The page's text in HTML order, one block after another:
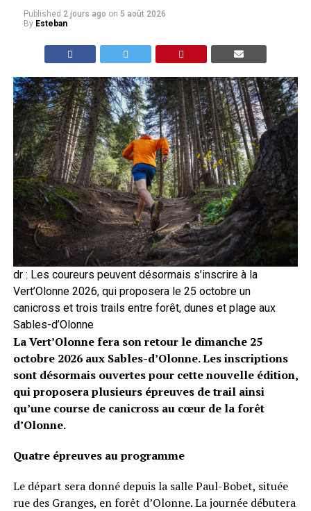
Published 2 jours ago on 5 août 2026
By Esteban
dr : Les coureurs peuvent désormais s’inscrire à la
Vert’Olonne 2026, qui proposera le 25 octobre un
canicross et trois trails entre forêt, dunes et plage aux
Sables-d’Olonne
La Vert’Olonne fera son retour le dimanche 25
octobre 2026 aux Sables-d’Olonne. Les inscriptions
sont désormais ouvertes pour cette nouvelle édition,
qui proposera plusieurs épreuves de trail ainsi
qu’une course de canicross au cœur de la forêt
d’Olonne.
Quatre épreuves au programme
Le départ sera donné depuis la salle Paul-Bobet, située
rue des Granges, en forêt d’Olonne. La journée débutera